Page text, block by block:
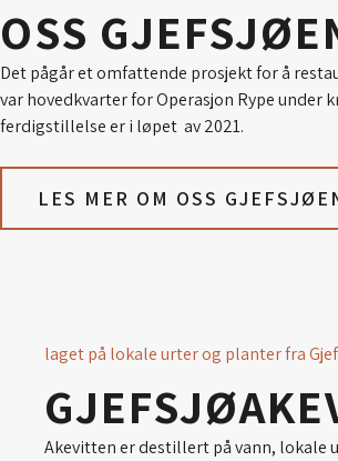
OSS
Det pågår et omfattende prosjekt for å
var hovedkvarter for Operasjon Rype under
ferdigstillelse er i løpet av 2021.
LES MER OM OSS
laget på lokale urter og planter fra
Akevitten er destillert på vann, lokale